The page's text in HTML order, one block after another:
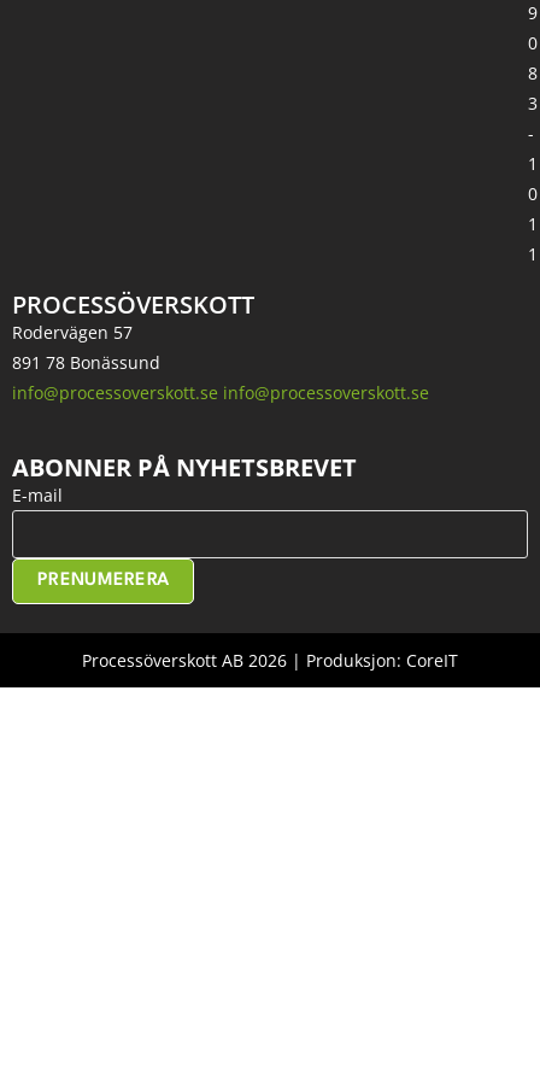
PROCESSÖVERSKOTT
Rodervägen 57
891 78 Bonässund
info@processoverskott.se info@processoverskott.se
9
0
8
3
-
1
0
1
1
ABONNER PÅ NYHETSBREVET
E-mail
PRENUMERERA
Processöverskott AB 2026 | Produksjon: CoreIT